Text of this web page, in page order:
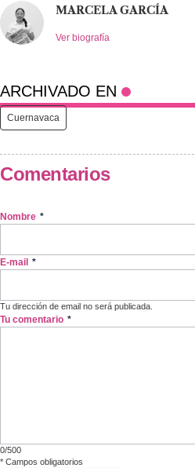
MARCELA GARCÍA
Ver biografía
ARCHIVADO EN
Cuernavaca
Comentarios
Nombre *
E-mail *
Tu dirección de email no será publicada.
Tu comentario *
0/500
* Campos obligatorios